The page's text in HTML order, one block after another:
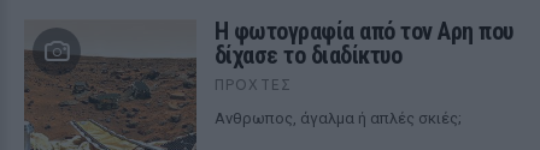
Η φωτογραφία από τον Αρη που
δίχασε το διαδίκτυο
ΠΡΟΧΤΈΣ
Ανθρωπος, άγαλμα ή απλές σκιές;